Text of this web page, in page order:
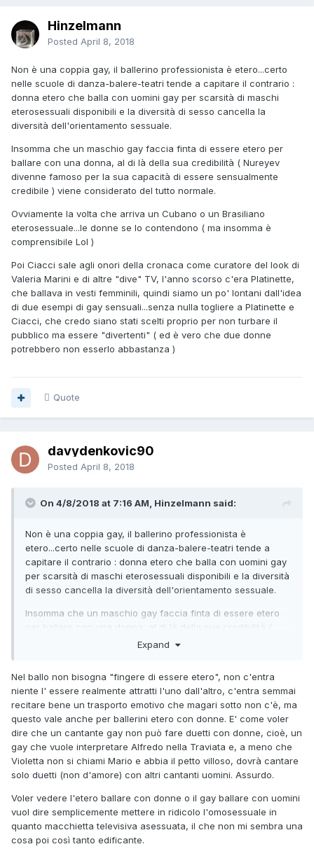
Hinzelmann
Posted April 8, 2018
Non è una coppia gay, il ballerino professionista è etero...certo
nelle scuole di danza-balere-teatri tende a capitare il contrario :
donna etero che balla con uomini gay per scarsità di maschi
eterosessuali disponibili e la diversità di sesso cancella la
diversità dell'orientamento sessuale.
Insomma che un maschio gay faccia finta di essere etero per
ballare con una donna, al di là della sua credibilità ( Nureyev
divenne famoso per la sua capacità di essere sensualmente
credibile ) viene considerato del tutto normale.
Ovviamente la volta che arriva un Cubano o un Brasiliano
eterosessuale...le donne se lo contendono ( ma insomma è
comprensibile Lol )
Poi Ciacci sale agli onori della cronaca come curatore del look di
Valeria Marini e di altre "dive" TV, l'anno scorso c'era Platinette,
che ballava in vesti femminili, quindi siamo un po' lontani dall'idea
di due esempi di gay sensuali...senza nulla togliere a Platinette e
Ciacci, che credo siano stati scelti proprio per non turbare il
pubblico ma essere "divertenti" ( ed è vero che due donne
potrebbero non esserlo abbastanza )
Quote
davydenkovic90
Posted April 8, 2018
On 4/8/2018 at 7:16 AM, Hinzelmann said:
Non è una coppia gay, il ballerino professionista è
etero...certo nelle scuole di danza-balere-teatri tende a
capitare il contrario : donna etero che balla con uomini gay
per scarsità di maschi eterosessuali disponibili e la diversità
di sesso cancella la diversità dell'orientamento sessuale.
Insomma che un maschio gay faccia finta di essere etero
per ballare con una donna, al di là della sua credibilità (
Nureyev divenne famoso per la sua capacità di essere
Expand
Nel ballo non bisogna "fingere di essere etero", non c'entra
niente l' essere realmente attratti l'uno dall'altro, c'entra semmai
recitare bene un trasporto emotivo che magari sotto non c'è, ma
questo vale anche per ballerini etero con donne. E' come voler
dire che un cantante gay non può fare duetti con donne, cioè, un
gay che vuole interpretare Alfredo nella Traviata e, a meno che
Violetta non si chiami Mario e abbia il petto villoso, dovrà cantare
solo duetti (non d'amore) con altri cantanti uomini. Assurdo.
Voler vedere l'etero ballare con donne o il gay ballare con uomini
vuol dire semplicemente mettere in ridicolo l'omosessuale in
quanto macchietta televisiva asessuata, il che non mi sembra una
cosa poi così tanto edificante.